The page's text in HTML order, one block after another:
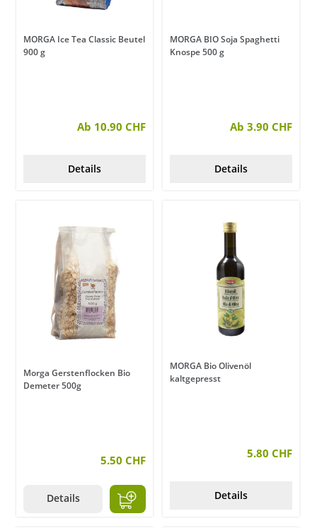
MORGA Ice Tea Classic Beutel
900 g
Ab 10.90 CHF
Details
MORGA BIO Soja Spaghetti
Knospe 500 g
Ab 3.90 CHF
Details
Morga Gerstenflocken Bio
Demeter 500g
5.50 CHF
Details
MORGA Bio Olivenöl
kaltgepresst
5.80 CHF
Details